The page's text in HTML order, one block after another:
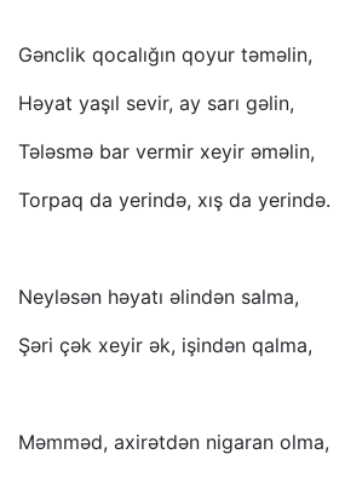
Gənclik qocalığın qoyur təməlin,
Həyat yaşıl sevir, ay sarı gəlin,
Tələsmə bar vermir xeyir əməlin,
Torpaq da yerində, xış da yerində.
Neyləsən həyatı əlindən salma,
Şəri çək xeyir ək, işindən qalma,
Məmməd, axirətdən nigaran olma,